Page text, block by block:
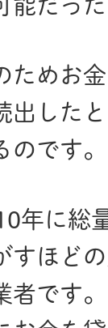
能だっ
ためお
出した
のです。
年に総
すほど
者です